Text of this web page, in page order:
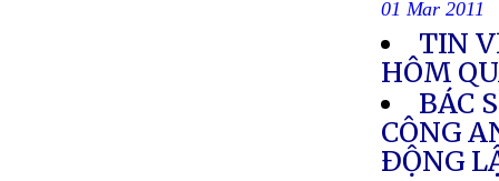
01 Mar 2011
TIN
HÔM
BÁC
CÔNG
ÐỘNG